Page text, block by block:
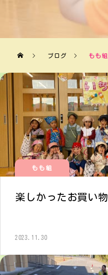
ブログ もも組
もも組
楽しかったお買い物
2023.11.30